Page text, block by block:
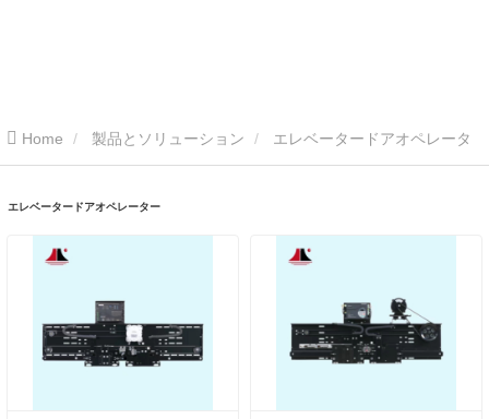
Home 製品とソリューション
エレベータードアオペレーター